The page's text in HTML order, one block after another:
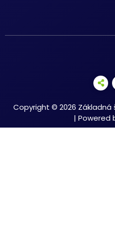
Copyright © 2026 Základná
| Powered